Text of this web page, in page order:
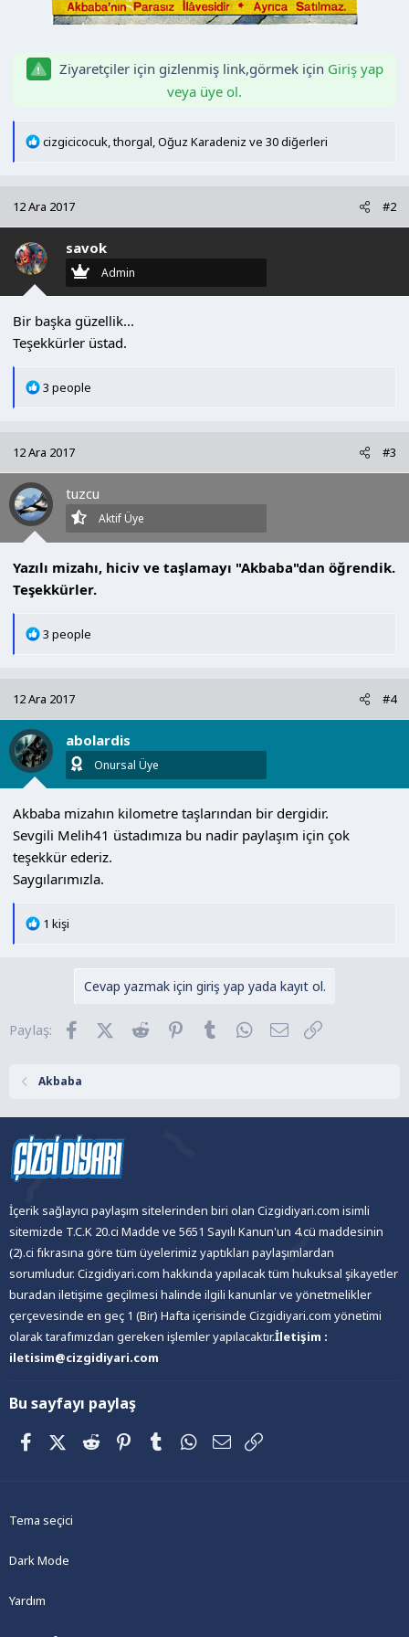
Ziyaretçiler için gizlenmiş link,görmek için Giriş yap
veya üye ol.
T
i
l
e
r
cizgicicocuk ,thorgal Oğuz Karadeniz ve 30 diğerleri
12 Ara 2017 #2
savok
Admin
Bir başka güzellik...
Teşekkürler üstad.
T
i
l
e
r
3 people
12 Ara 2017 #3
tuzcu
Aktif Üye
Yazılı mizahı, hiciv ve taşlamayı "Akbaba"dan öğrendik.
Teşekkürler.
T
i
l
e
r
3 people
12 Ara 2017 #4
abolardis
Onursal Üye
Akbaba mizahın kilometre taşlarından bir dergidir.
Sevgili Melih41 üstadımıza bu nadir paylaşım için çok
teşekkür ederiz.
Saygılarımızla.
T
e
1 kişi
Cevap yazmak için giriş yap yada kayıt ol.
Paylaş: FacebookX (Twitter)
Reddit Pinterest
Tumblr WhatsApp
E-posta
Akbaba
İçerik sağlayıcı paylaşım sitelerinden biri olan Cizgidiyari.com isimli
sitemizde T.C.K 20.ci Madde ve 5651 Sayılı Kanun'un 4.cü maddesinin
(2).ci fıkrasına göre tüm üyelerimiz yaptıkları paylaşımlardan
sorumludur. Cizgidiyari.com hakkında yapılacak tüm hukuksal şikayetler
buradan iletişime geçilmesi halinde ilgili kanunlar ve yönetmelikler
çerçevesinde en geç 1 (Bir) Hafta içerisinde Cizgidiyari.com yönetimi
olarak tarafımızdan gereken işlemler yapılacaktır.İletişim :
iletisim@cizgidiyari.com
Bu sayfayı paylaş
FacebookX (Twitter)
Reddit PinterestTumblrWhatsApp
E-posta
Tema seçici
Dark Mode
Yardım